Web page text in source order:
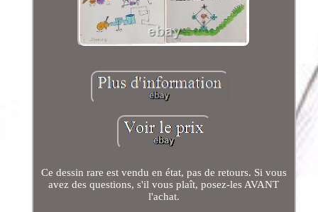
Ce dessin rare est vendu en état, pas de retours. Si vous
avez des questions, s'il vous plaît, posez-les AVANT
l'achat.